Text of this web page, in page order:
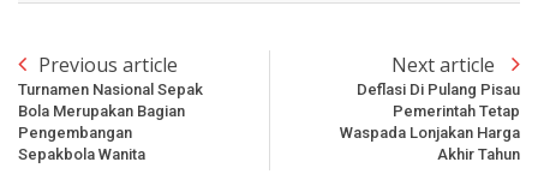
Previous article
Turnamen Nasional Sepak
Bola Merupakan Bagian
Pengembangan
Sepakbola Wanita
Next article
Deflasi Di Pulang Pisau
Pemerintah Tetap
Waspada Lonjakan Harga
Akhir Tahun